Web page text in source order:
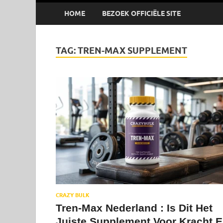
HOME BEZOEK OFFICIËLE SITE
TAG:TREN-MAX SUPPLEMENT
CRAZY BULK
Tren-Max Nederland : Is Dit Het